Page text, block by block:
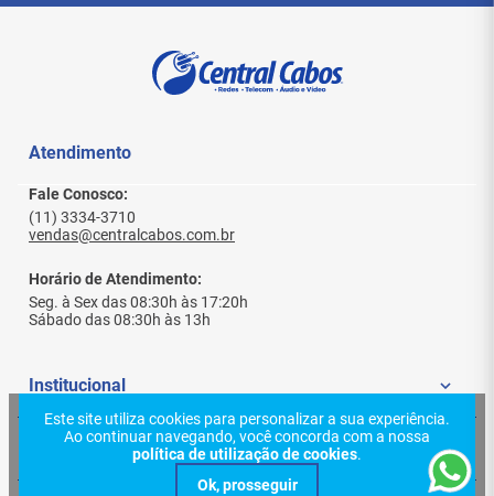
Este site utiliza cookies para personalizar a sua experiência.
Ao continuar navegando, você concorda com a nossa
política de utilização de cookies.
Atendimento
Fale Conosco:
(11) 3334-3710
vendas@centralcabos.com.br
Horário de Atendimento:
Seg. à Sex das 08:30h às 17:20h
Sábado das 08:30h às 13h
Institucional
Quem Somos
Ajuda e Suporte